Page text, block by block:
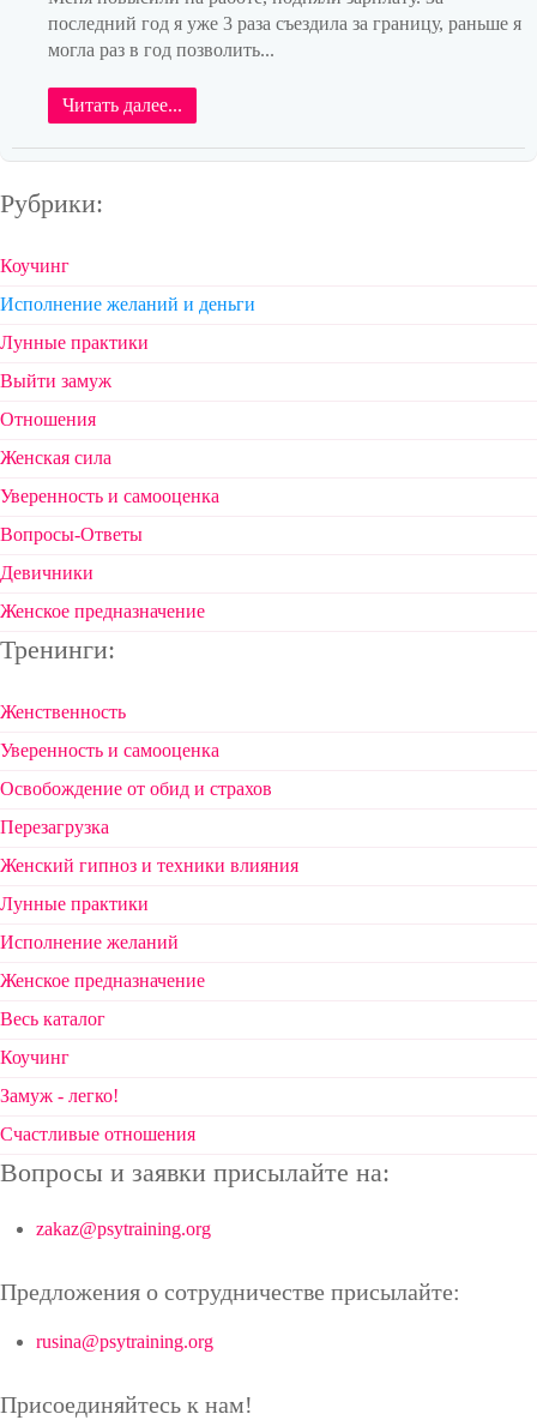
последний год я уже 3 раза съездила за границу, раньше я
могла раз в год позволить...
Читать далее...
Рубрики:
Коучинг
Исполнение желаний и деньги
Лунные практики
Выйти замуж
Отношения
Женская сила
Уверенность и самооценка
Вопросы-Ответы
Девичники
Женское предназначение
Тренинги:
Женственность
Уверенность и самооценка
Освобождение от обид и страхов
Перезагрузка
Женский гипноз и техники влияния
Лунные практики
Исполнение желаний
Женское предназначение
Весь каталог
Коучинг
Замуж - легко!
Счастливые отношения
Вопросы и заявки присылайте на:
zakaz@psytraining.org
Предложения о сотрудничестве присылайте:
rusina@psytraining.org
Присоединяйтесь к нам!